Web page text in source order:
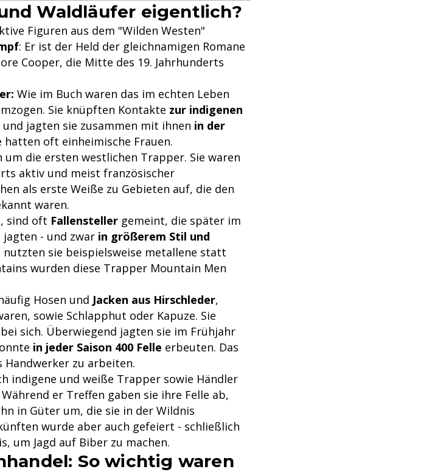
Waldläufer eigentlich?
Figuren aus dem "Wilden Westen"
: Er ist der Held der gleichnamigen Romane
Cooper, die Mitte des 19. Jahrhunderts
Wie im Buch waren das im echten Leben
Sie knüpften Kontakte zur indigenen
jagten sie zusammen mit ihnen in der
hatten oft einheimische Frauen.
um die ersten westlichen Trapper. Sie waren
aktiv und meist französischer
als erste Weiße zu Gebieten auf, die den
waren.
sind oft Fallensteller gemeint, die später im
- und zwar in größerem Stil und
nutzten sie beispielsweise metallene statt
wurden diese Trapper Mountain Men
Hosen und Jacken aus Hirschleder,
sowie Schlapphut oder Kapuze. Sie
sich. Überwiegend jagten sie im Frühjahr
in jeder Saison 400 Felle erbeuten. Das
Handwerker zu arbeiten.
indigene und weiße Trapper sowie Händler
Während er Treffen gaben sie ihre Felle ab,
in Güter um, die sie in der Wildnis
wurde aber auch gefeiert - schließlich
um Jagd auf Biber zu machen.
So wichtig waren